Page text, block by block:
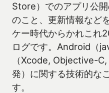
Store）でのアプリ公
のこと、更新情報など
ケー時代からかれこれ
ログです。Android（
（Xcode, Objective-
発）に関する技術的な
す。